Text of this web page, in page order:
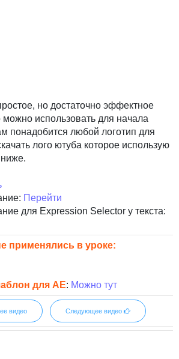
но достаточно эффектное
можно использовать для начала
понадобится любой логотип для
лого ютуба которое использую
Перейти
для Expression Selector у текста:
применялись в уроке:
для AE: Можно тут
видео Следующее видео